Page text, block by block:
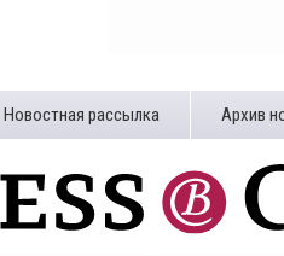
Новостная рассылка Архив